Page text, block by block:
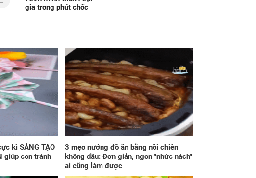
gia trong phút chốc
Phát sinh việc bất
ngờ trước ngày ly hôn
khiến tôi hoảng loạn
và sau đó tỉnh ngộ
Kể từ ngày mai, thứ
Bảy 8/8/2026, Thần
Tài 'điểm mặt gọi tên',
3 con giáp lộc nhiều
hơn sông, tài vận
sáng như trăng Rằm,
chính thức hết khổ
kì SÁNG TẠO
giúp con tránh
3 mẹo nướng đồ ăn bằng nồi chiên
không dầu: Đơn giản, ngon "nhức nách"
ai cũng làm được